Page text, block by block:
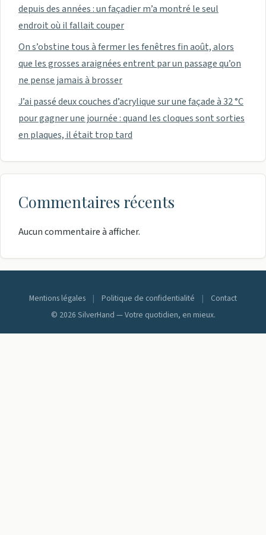
depuis des années : un façadier m’a montré le seul
endroit où il fallait couper
On s’obstine tous à fermer les fenêtres fin août, alors
que les grosses araignées entrent par un passage qu’on
ne pense jamais à brosser
J’ai passé deux couches d’acrylique sur une façade à 32 °C
pour gagner une journée : quand les cloques sont sorties
en plaques, il était trop tard
Commentaires récents
Aucun commentaire à afficher.
Mentions légales | Politique de confidentialité |
Contact
© 2026 SilverHand — Votre quotidien, en mieux.